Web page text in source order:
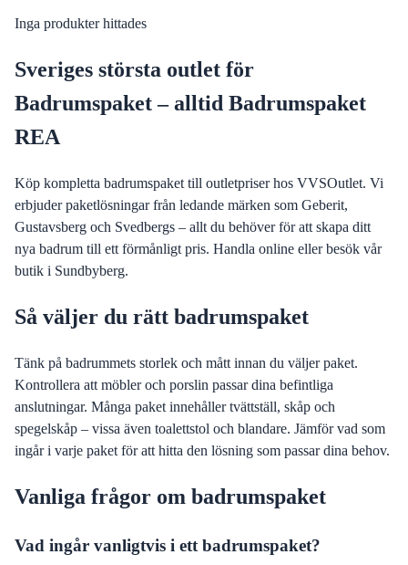
Inga produkter hittades
Sveriges största outlet för
Badrumspaket – alltid Badrumspaket
REA
Köp kompletta badrumspaket till outletpriser hos VVSOutlet. Vi
erbjuder paketlösningar från ledande märken som Geberit,
Gustavsberg och Svedbergs – allt du behöver för att skapa ditt
nya badrum till ett förmånligt pris. Handla online eller besök vår
butik i Sundbyberg.
Så väljer du rätt badrumspaket
Tänk på badrummets storlek och mått innan du väljer paket.
Kontrollera att möbler och porslin passar dina befintliga
anslutningar. Många paket innehåller tvättställ, skåp och
spegelskåp – vissa även toalettstol och blandare. Jämför vad som
ingår i varje paket för att hitta den lösning som passar dina behov.
Vanliga frågor om badrumspaket
Vad ingår vanligtvis i ett badrumspaket?